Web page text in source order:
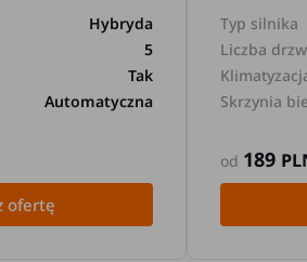
Hybryda
5
Tak
Automatyczna
ofertę
Typ silnika
Liczba
Skrzynia
od 189